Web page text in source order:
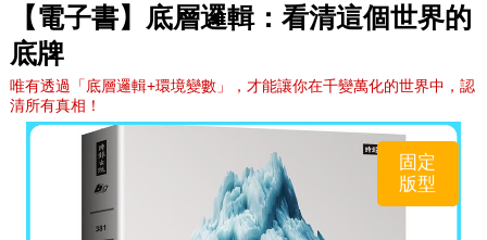
【電子書】底層邏輯：看清這個世界的
底牌
唯有透過「底層邏輯+環境變數」，才能讓你在千變萬化的世界中，認
清所有真相！
固定
版型